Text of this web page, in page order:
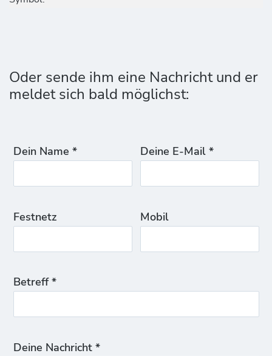
Oder sende ihm eine Nachricht und er
meldet sich bald möglichst:
Dein Name * Deine E-Mail *
Festnetz Mobil
Betreff *
Deine Nachricht *